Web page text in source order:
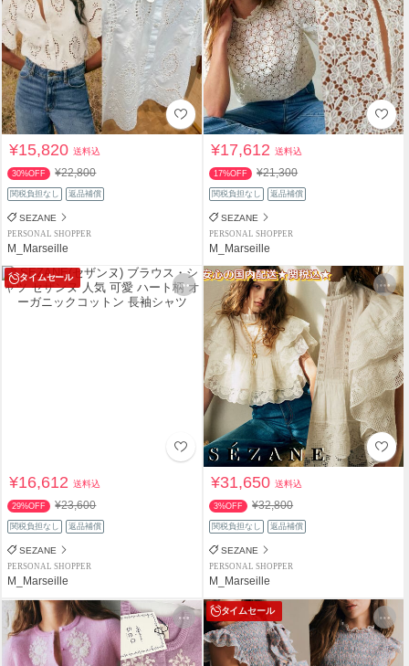
¥15,820送料込
30%OFF ¥22,800
関税負担なし 返品補償
SEZANE
PERSONAL SHOPPER
M_Marseille
¥17,612送料込
17%OFF ¥21,300
関税負担なし 返品補償
SEZANE
PERSONAL SHOPPER
M_Marseille
タイムセール
¥16,612送料込
29%OFF ¥23,600
関税負担なし 返品補償
SEZANE
PERSONAL SHOPPER
M_Marseille
¥31,650送料込
3%OFF ¥32,800
関税負担なし 返品補償
SEZANE
PERSONAL SHOPPER
M_Marseille
タイムセール